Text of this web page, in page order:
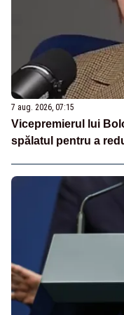
7 aug. 2026, 07:15
Vicepremierul lui
spălatul pentru a